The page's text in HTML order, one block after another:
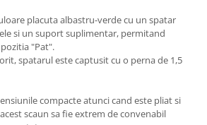
placuta albastru-verde cu un spatar
si un suport suplimentar, permitand
"Pat".
spatarul este captusit cu o perna de 1,5
compacte atunci cand este pliat si
scaun sa fie extrem de convenabil